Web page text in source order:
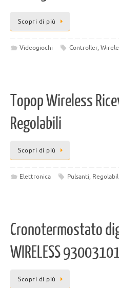
Scopri di più
Videogiochi Controller,
Topop Wireless
Regolabili
Scopri di più
Elettronica Pulsanti, Regolabili
Cronotermostato
WIRELESS
Scopri di più